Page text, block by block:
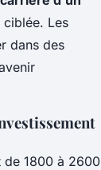
ciblée. Les
dans des
de 1800 à 2600